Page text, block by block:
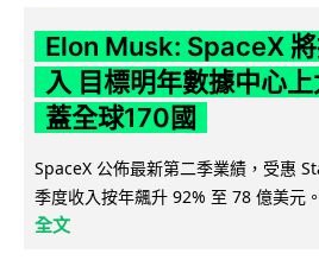
Elon Musk: SpaceX
入 目標明年數據中心
蓋全球170國
SpaceX 公佈最新第二季業績，受惠
季度收入按年飆升 92% 至 78 億美元
全文